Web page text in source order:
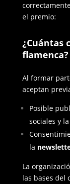
el premio:
¿Cuántas
flamenca?
Al formar
aceptan
Posible
sociales y la
la
La
las bases del